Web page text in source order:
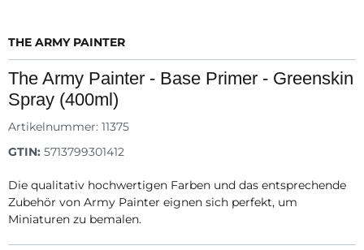
THE ARMY PAINTER
The Army Painter - Base Primer - Greenskin
Spray (400ml)
Artikelnummer: 11375
GTIN: 5713799301412
Die qualitativ hochwertigen Farben und das entsprechende
Zubehör von Army Painter eignen sich perfekt, um
Miniaturen zu bemalen.